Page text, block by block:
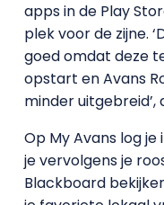
apps in de Play
plek voor de zijne.
goed omdat deze
opstart en Avans
minder uitgebreid’,
Op My Avans log
je vervolgens je
Blackboard